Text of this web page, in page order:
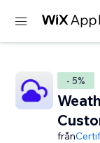
- 5%
från